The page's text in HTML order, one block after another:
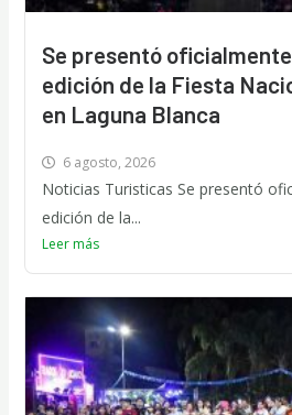
Se presentó
edición de la Fiesta
en Laguna Blanca
6 agosto, 2026
Noticias Turisticas Se presentó
edición de la...
Leer más